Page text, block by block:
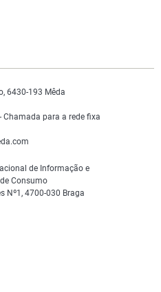
6430-193 Mêda
para a rede fixa
de Informação e
Consumo
Nº1, 4700-030 Braga